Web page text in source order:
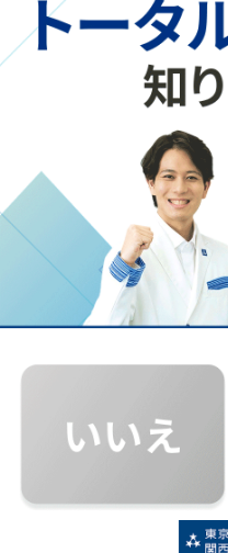
た！」
●「問題用紙にも回
時にミスを発見しや